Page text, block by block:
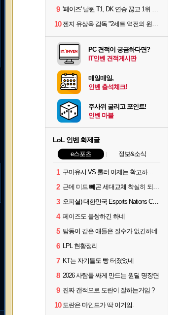
9 '페이즈' 날뛴 T1, DK 연승 끊고 1위 지켜
10 젠지 유상욱 감독 "2세트 역전의 원인...너무 급했다"
PC 견적이 궁금하다면?
IT인벤 견적게시판
매일매일,
인벤 출석체크!
주사위 굴리고 포인트!
인벤 마블
LoL 인벤 화제글
e스포츠 정보&소식
1 구마유시 VS 룰러 이제는 확고하지 않음?
2 근데 미드 빼곤 세대교체 착실히 되고 있네
3 오피셜) 대한민국 Esports Nations Cup 2026 국가대표 명단 모두 확정
4 페이즈도 불쌍하긴 하네
5 탐동이 같은 애들은 질수가 없긴하네
6 LPL 현황정리
7 KT는 자기들도 빵 터졌었네
8 2026 사람들 싸게 만드는 원딜 명장면
9 진짜 갠적으로 도란이 잘하는거임 ?
10 도란은 마인드가 딱 이거임.